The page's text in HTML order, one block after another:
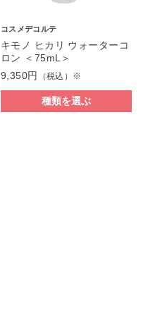
コスメデコルテ
キモノ ヒカリ ウォーターコ
ロン ＜75mL＞
9,350円
（税込）※
種類を選ぶ